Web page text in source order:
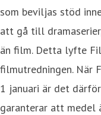
som beviljas stöd
att gå till
än film. Detta lyfte
filmutredningen. När
1 januari är det
garanterar att medel